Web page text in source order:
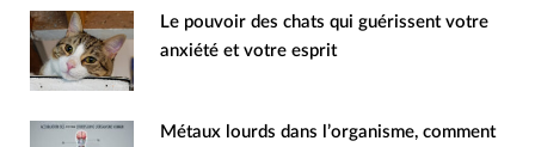
Le pouvoir des chats qui guérissent votre
anxiété et votre esprit
Métaux lourds dans l’organisme, comment